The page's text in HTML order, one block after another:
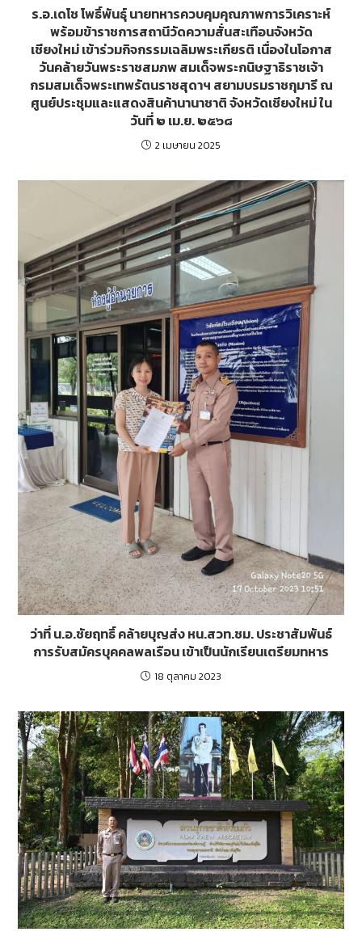
ร.อ.เดโช โพธิ์พันธุ์ นายทหารควบคุมคุณภาพการวิเคราะห์
พร้อมข้าราชการสถานีวัดความสั่นสะเทือนจังหวัด
เชียงใหม่ เข้าร่วมกิจกรรมเฉลิมพระเกียรติ เนื่องในโอกาส
วันคล้ายวันพระราชสมภพ สมเด็จพระกนิษฐาธิราชเจ้า
กรมสมเด็จพระเทพรัตนราชสุดาฯ สยามบรมราชกุมารี ณ
ศูนย์ประชุมและแสดงสินค้านานาชาติ จังหวัดเชียงใหม่ ใน
วันที่ ๒ เม.ย. ๒๕๖๘
2 เมษายน 2025
ว่าที่ น.อ.ชัยฤทธิ์ คล้ายบุญส่ง หน.สวท.ชม. ประชาสัมพันธ์
การรับสมัครบุคคลพลเรือน เข้าเป็นนักเรียนเตรียมทหาร
18 ตุลาคม 2023